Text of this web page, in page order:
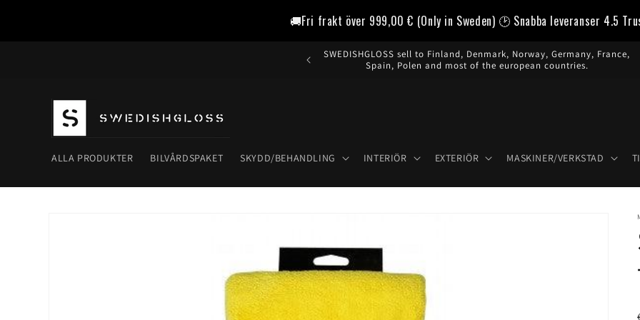
🚚Fri frakt över 999,00 € (Only in Sweden) 🕑 Snabba leveranser 4.5
SWEDISHGLOSS sell to Finland, Denmark, Norway, Germany, France,
Spain, Polen and most of the european countries.
ALLA PRODUKTER BILVÅRDSPAKET SKYDD/BEHANDLING INTERIÖR EXTERIÖR MASKINER/VERKSTAD